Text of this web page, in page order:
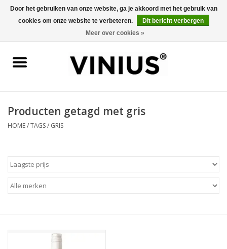
0 Artikelen - €0,00
Wijn per kleur/soort
Wijnproeverij
Over Vinius
Producten getagd met gris
HOME/TAGS/ GRIS
Door het gebruiken van onze website, ga je akkoord met het gebruik van
cookies om onze website te verbeteren.
Dit bericht verbergen
Meer over cookies »